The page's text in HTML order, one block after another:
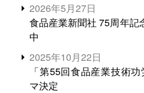
2026年5月27日
食品産業新聞社 75周年記
中
2025年10月22日
「第55回食品産業技術
マ決定